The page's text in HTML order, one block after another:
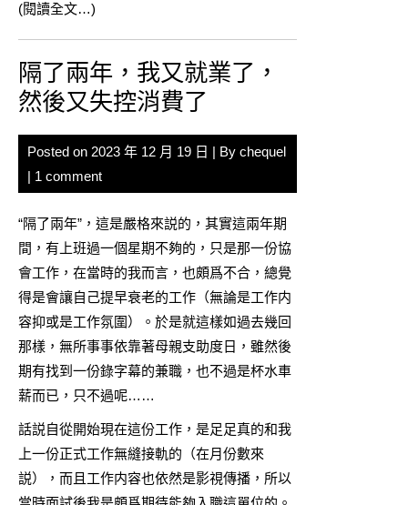
(閱讀全文…)
隔了兩年，我又就業了，
然後又失控消費了
Posted on 2023 年 12 月 19 日 | By chequel
| 1 comment
“隔了兩年”，這是嚴格來説的，其實這兩年期
間，有上班過一個星期不夠的，只是那一份協
會工作，在當時的我而言，也頗爲不合，總覺
得是會讓自己提早衰老的工作（無論是工作内
容抑或是工作氛圍）。於是就這樣如過去幾回
那樣，無所事事依靠著母親支助度日，雖然後
期有找到一份錄字幕的兼職，也不過是杯水車
薪而已，只不過呢……
話説自從開始現在這份工作，是足足真的和我
上一份正式工作無縫接軌的（在月份數來
説），而且工作内容也依然是影視傳播，所以